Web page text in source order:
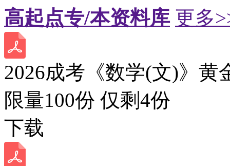
高起点专/本资料库 更多
2026成考《数学(文)》黄
限量100份 仅剩4份
下载